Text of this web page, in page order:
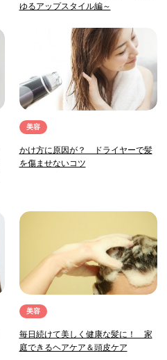
ゆるアップスタイル編～
美容
かけ方に原因が？ ドライヤーで髪
を傷ませないコツ
美容
毎日続けて美しく健康な髪に！ 家
庭できるヘアケア＆頭皮ケア